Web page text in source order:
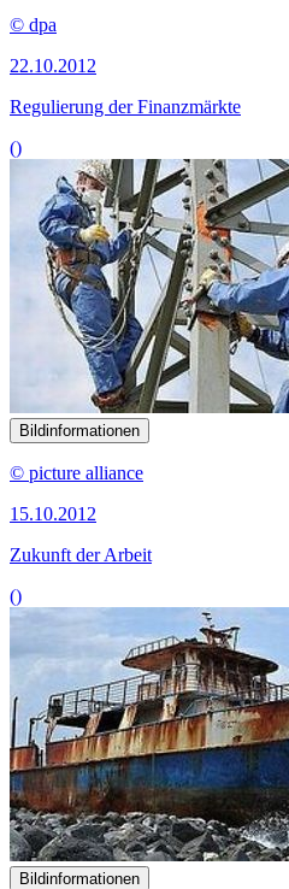
© dpa
22.10.2012
Regulierung der Finanzmärkte
()
Bildinformationen
© picture alliance
15.10.2012
Zukunft der Arbeit
()
Bildinformationen